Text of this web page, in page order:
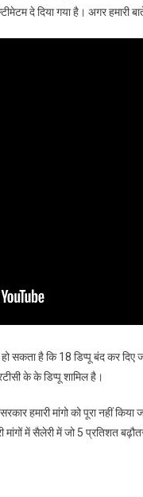
दे दिया गया है। अगर हमारी
सकता है कि 18 डिप्पू बंद कर
के के डिप्पू शामिल है।
हमारी मांगो को पूरा नहीं
मांगों में सैलेरी में जो 5 प्रतिशत